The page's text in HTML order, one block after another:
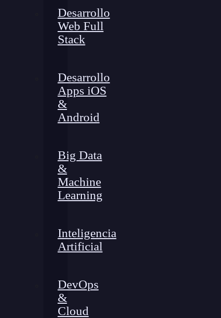
Desarrollo
Web Full
Stack
Desarrollo
Apps iOS
&
Android
Big Data
&
Machine
Learning
Inteligencia
Artificial
DevOps
&
Cloud